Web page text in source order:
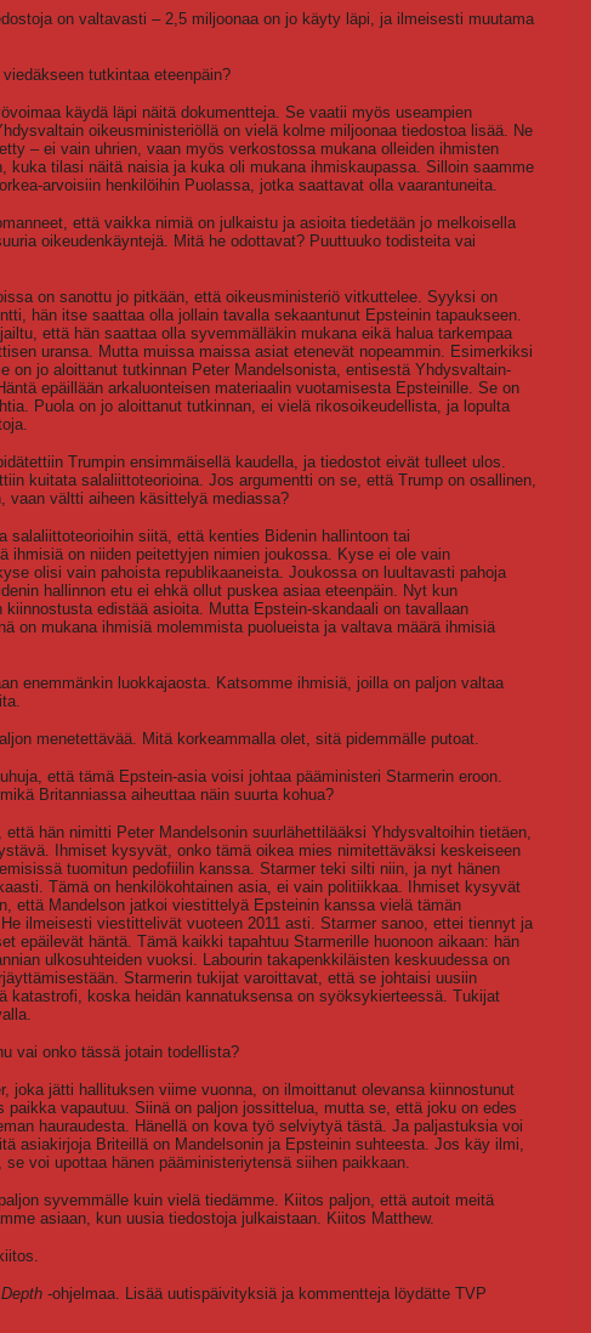
on valtavasti – 2,5 miljoonaa on jo käyty läpi, ja ilmeisesti muutama
tutkintaa eteenpäin?
käydä läpi näitä dokumentteja. Se vaatii myös useampien
oikeusministeriöllä on vielä kolme miljoonaa tiedostoa lisää. Ne
– ei vain uhrien, vaan myös verkostossa mukana olleiden ihmisten
kuka tilasi näitä naisia ja kuka oli mukana ihmiskaupassa. Silloin saamme
arvoisiin henkilöihin Puolassa, jotka saattavat olla vaarantuneita.
että vaikka nimiä on julkaistu ja asioita tiedetään jo melkoisella
oikeudenkäyntejä. Mitä he odottavat? Puuttuuko todisteita vai
on sanottu jo pitkään, että oikeusministeriö vitkuttelee. Syyksi on
hän itse saattaa olla jollain tavalla sekaantunut Epsteinin tapaukseen.
että hän saattaa olla syvemmälläkin mukana eikä halua tarkempaa
uransa. Mutta muissa maissa asiat etenevät nopeammin. Esimerkiksi
on jo aloittanut tutkinnan Peter Mandelsonista, entisestä Yhdysvaltain-
epäillään arkaluonteisen materiaalin vuotamisesta Epsteinille. Se on
Puola on jo aloittanut tutkinnan, ei vielä rikosoikeudellista, ja lopulta
Trumpin ensimmäisellä kaudella, ja tiedostot eivät tulleet ulos.
kuitata salaliittoteorioina. Jos argumentti on se, että Trump on osallinen,
vaan vältti aiheen käsittelyä mediassa?
salaliittoteorioihin siitä, että kenties Bidenin hallintoon tai
ihmisiä on niiden peitettyjen nimien joukossa. Kyse ei ole vain
olisi vain pahoista republikaaneista. Joukossa on luultavasti pahoja
hallinnon etu ei ehkä ollut puskea asiaa eteenpäin. Nyt kun
edistää asioita. Mutta Epstein-skandaali on tavallaan
on mukana ihmisiä molemmista puolueista ja valtava määrä ihmisiä
enemmänkin luokkajaosta. Katsomme ihmisiä, joilla on paljon valtaa
menetettävää. Mitä korkeammalla olet, sitä pidemmälle putoat.
että tämä Epstein-asia voisi johtaa pääministeri Starmerin eroon.
Britanniassa aiheuttaa näin suurta kohua?
että hän nimitti Peter Mandelsonin suurlähettilääksi Yhdysvaltoihin tietäen,
Ihmiset kysyvät, onko tämä oikea mies nimitettäväksi keskeiseen
tuomitun pedofiilin kanssa. Starmer teki silti niin, ja nyt hänen
Tämä on henkilökohtainen asia, ei vain politiikkaa. Ihmiset kysyvät
että Mandelson jatkoi viestittelyä Epsteinin kanssa vielä tämän
ilmeisesti viestittelivät vuoteen 2011 asti. Starmer sanoo, ettei tiennyt ja
epäilevät häntä. Tämä kaikki tapahtuu Starmerille huonoon aikaan: hän
ulkosuhteiden vuoksi. Labourin takapenkkiläisten keskuudessa on
Starmerin tukijat varoittavat, että se johtaisi uusiin
katastrofi, koska heidän kannatuksensa on syöksykierteessä. Tukijat
vai onko tässä jotain todellista?
joka jätti hallituksen viime vuonna, on ilmoittanut olevansa kiinnostunut
paikka vapautuu. Siinä on paljon jossittelua, mutta se, että joku on edes
hauraudesta. Hänellä on kova työ selviytyä tästä. Ja paljastuksia voi
asiakirjoja Briteillä on Mandelsonin ja Epsteinin suhteesta. Jos käy ilmi,
voi upottaa hänen pääministeriytensä siihen paikkaan.
syvemmälle kuin vielä tiedämme. Kiitos paljon, että autoit meitä
asiaan, kun uusia tiedostoja julkaistaan. Kiitos Matthew.
-ohjelmaa. Lisää uutispäivityksiä ja kommentteja löydätte TVP